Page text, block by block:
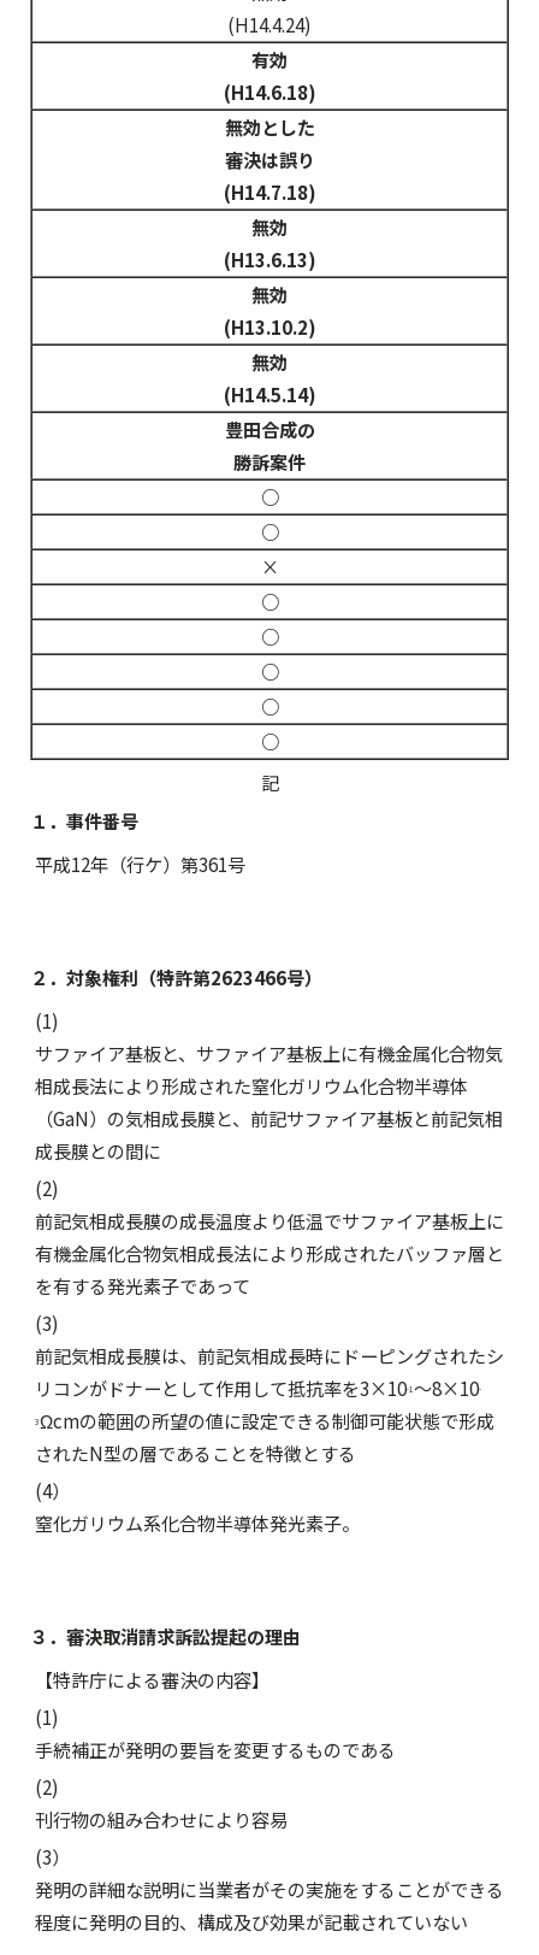
(H14.4.24)
有効
(H14.6.18)
無効とした
審決は誤り
(H14.7.18)
無効
(H13.6.13)
無効
(H13.10.2)
無効
(H14.5.14)
豊田合成の
勝訴案件
○
○
×
○
○
○
○
○
記
１．事件番号
平成12年（行ケ）第361号
２．対象権利（特許第2623466号）
(1)
サファイア基板と、サファイア基板上に有機金属化合物気
相成長法により形成された窒化ガリウム化合物半導体
（GaN）の気相成長膜と、前記サファイア基板と前記気相
成長膜との間に
(2)
前記気相成長膜の成長温度より低温でサファイア基板上に
有機金属化合物気相成長法により形成されたバッファ層と
を有する発光素子であって
(3)
前記気相成長膜は、前記気相成長時にドーピングされたシ
リコンがドナーとして作用して抵抗率を3×10-1～8×10-
3Ωcmの範囲の所望の値に設定できる制御可能状態で形成
されたN型の層であることを特徴とする
(4）
窒化ガリウム系化合物半導体発光素子。
３．審決取消請求訴訟提起の理由
【特許庁による審決の内容】
(1)
手続補正が発明の要旨を変更するものである
(2)
刊行物の組み合わせにより容易
(3）
発明の詳細な説明に当業者がその実施をすることができる
程度に発明の目的、構成及び効果が記載されていない